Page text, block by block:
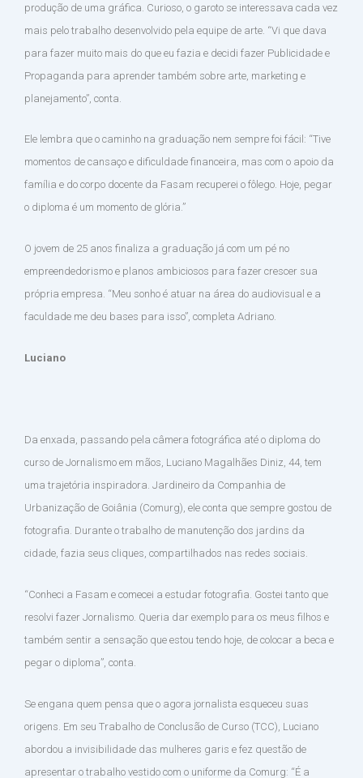
produção de uma gráfica. Curioso, o garoto se interessava cada vez
mais pelo trabalho desenvolvido pela equipe de arte. “Vi que dava
para fazer muito mais do que eu fazia e decidi fazer Publicidade e
Propaganda para aprender também sobre arte, marketing e
planejamento”, conta.
Ele lembra que o caminho na graduação nem sempre foi fácil: “Tive
momentos de cansaço e dificuldade financeira, mas com o apoio da
família e do corpo docente da Fasam recuperei o fôlego. Hoje, pegar
o diploma é um momento de glória.”
O jovem de 25 anos finaliza a graduação já com um pé no
empreendedorismo e planos ambiciosos para fazer crescer sua
própria empresa. “Meu sonho é atuar na área do audiovisual e a
faculdade me deu bases para isso”, completa Adriano.
Luciano
Da enxada, passando pela câmera fotográfica até o diploma do
curso de Jornalismo em mãos, Luciano Magalhães Diniz, 44, tem
uma trajetória inspiradora. Jardineiro da Companhia de
Urbanização de Goiânia (Comurg), ele conta que sempre gostou de
fotografia. Durante o trabalho de manutenção dos jardins da
cidade, fazia seus cliques, compartilhados nas redes sociais.
“Conheci a Fasam e comecei a estudar fotografia. Gostei tanto que
resolvi fazer Jornalismo. Queria dar exemplo para os meus filhos e
também sentir a sensação que estou tendo hoje, de colocar a beca e
pegar o diploma”, conta.
Se engana quem pensa que o agora jornalista esqueceu suas
origens. Em seu Trabalho de Conclusão de Curso (TCC), Luciano
abordou a invisibilidade das mulheres garis e fez questão de
apresentar o trabalho vestido com o uniforme da Comurg: “É a